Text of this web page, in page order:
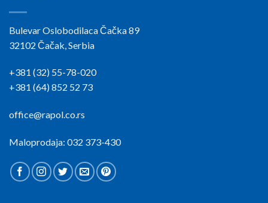
Bulevar Oslobodilaca Čačka 89
32102 Čačak, Serbia
+381 (32) 55-78-020
+381 (64) 852 52 73
office@rapol.co.rs
Maloprodaja: 032 373-430